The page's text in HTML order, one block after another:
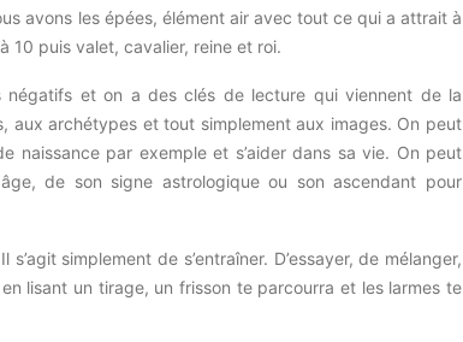
avons les épées, élément air avec tout ce qui a attraità
10 puis valet, cavalier, reine et roi.
et on a des clés de lecture qui viennent de la
aux archétypes et tout simplement aux images. On peut
naissance par exemple et s’aider dans sa vie. On peut
de son signe astrologique ou son ascendant pour
Il s’agit simplement de s’entraîner. D’essayer, de mélanger,
lisant un tirage, un frisson te parcourra et les larmes te